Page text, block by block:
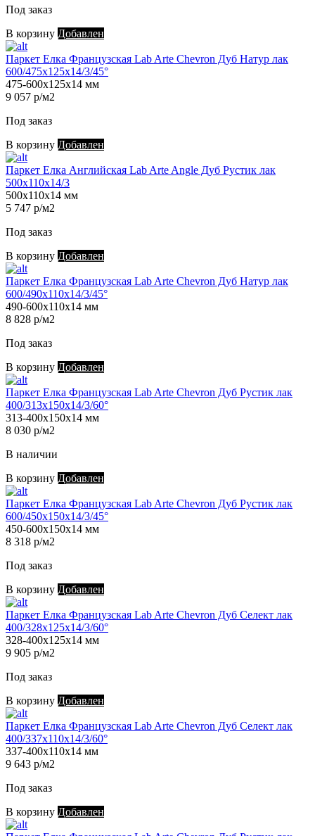
Под заказ
В корзину Добавлен
Паркет Елка Французская Lab Arte Chevron Дуб Натур лак
600/475х125х14/3/45°
475-600х125х14 мм
9 057 р/м2
Под заказ
В корзину Добавлен
Паркет Елка Английская Lab Arte Angle Дуб Рустик лак
500х110х14/3
500х110х14 мм
5 747 р/м2
Под заказ
В корзину Добавлен
Паркет Елка Французская Lab Arte Chevron Дуб Натур лак
600/490х110х14/3/45°
490-600х110х14 мм
8 828 р/м2
Под заказ
В корзину Добавлен
Паркет Елка Французская Lab Arte Chevron Дуб Рустик лак
400/313х150х14/3/60°
313-400х150х14 мм
8 030 р/м2
В наличии
В корзину Добавлен
Паркет Елка Французская Lab Arte Chevron Дуб Рустик лак
600/450х150х14/3/45°
450-600х150х14 мм
8 318 р/м2
Под заказ
В корзину Добавлен
Паркет Елка Французская Lab Arte Chevron Дуб Селект лак
400/328х125х14/3/60°
328-400х125х14 мм
9 905 р/м2
Под заказ
В корзину Добавлен
Паркет Елка Французская Lab Arte Chevron Дуб Селект лак
400/337х110х14/3/60°
337-400х110х14 мм
9 643 р/м2
Под заказ
В корзину Добавлен